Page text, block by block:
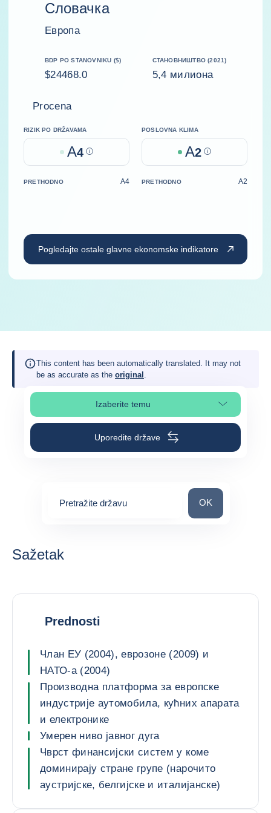
Словачка
Европа
BDP PO STANOVNIKU ($)
$24468.0
СТАНОВНИШТВО (2021)
5,4 милиона
Procena
RIZIK PO DRŽAVAMA
A4 Help
POSLOVNA KLIMA
A2 Help
PRETHODNO A4 PRETHODNO A2
Pogledajte ostale glavne ekonomske indikatore
This content has been automatically translated. It may not
be as accurate as the original .
Izaberite temuIzaberite poglavlje stranice
Uporedite države
Pretražite državu Pretražite državu
OK
Sažetak
Prednosti
Члан ЕУ (2004), еврозоне (2009) и
НАТО-а (2004)
Производна платформа за европске
индустрије аутомобила, кућних апарата
и електронике
Умерен ниво јавног дуга
Чврст финансијски систем у коме
доминирају стране групе (нарочито
аустријске, белгијске и италијанске)